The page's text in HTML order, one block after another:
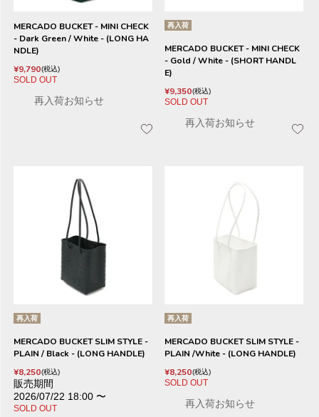
MERCADO BUCKET - MINI CHECK
- Dark Green / White - (LONG HA
NDLE)
¥9,790 税込
SOLD OUT
再入荷お知らせ
再入荷
MERCADO BUCKET - MINI CHECK
- Gold / White - (SHORT HANDL
E)
¥9,350 税込
SOLD OUT
再入荷お知らせ
再入荷
MERCADO BUCKET SLIM STYLE -
PLAIN / Black - (LONG HANDLE)
¥8,250 税込
販売期間
2026/07/22 18:00 〜
SOLD OUT
再入荷
MERCADO BUCKET SLIM STYLE -
PLAIN /White - (LONG HANDLE)
¥8,250 税込
SOLD OUT
再入荷お知らせ